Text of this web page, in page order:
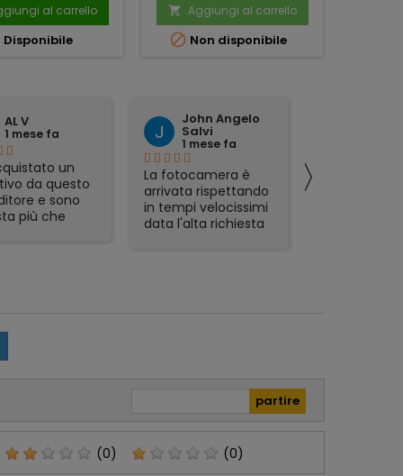
al carrello
Disponibile
 Aggiungi al carrello
 Non disponibile
AL V
1 mese fa
un
da questo
e sono
più che
serio e
John Angelo
Salvi
1 mese fa
La fotocamera è
arrivata rispettando
in tempi velocissimi
data l'alta richiesta
〉
(0) (0)